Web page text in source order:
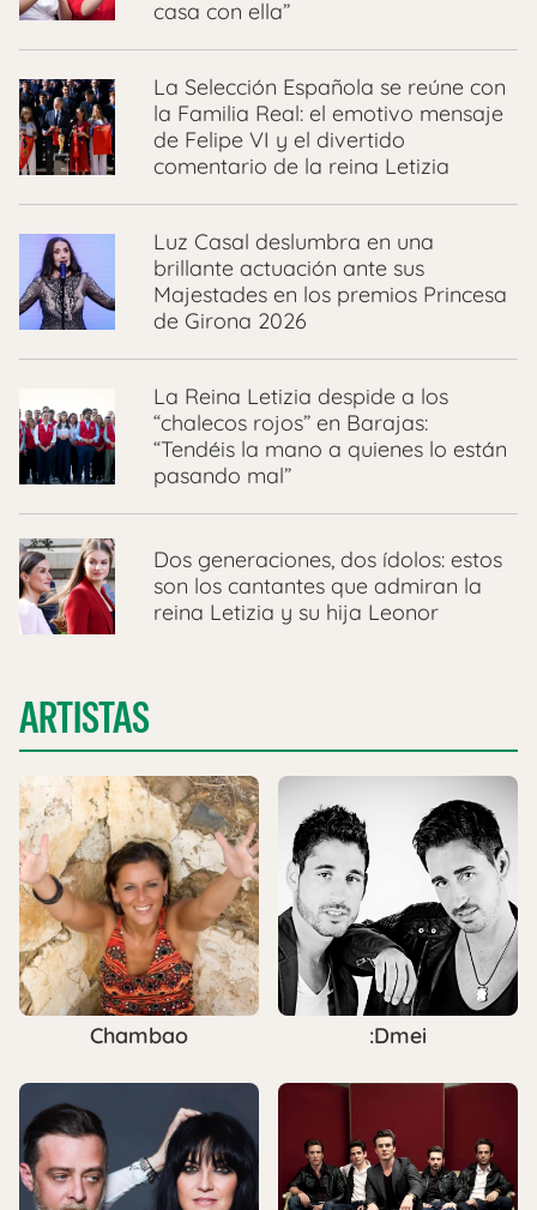
casa con ella”
La Selección Española se reúne con
la Familia Real: el emotivo mensaje
de Felipe VI y el divertido
comentario de la reina Letizia
Luz Casal deslumbra en una
brillante actuación ante sus
Majestades en los premios Princesa
de Girona 2026
La Reina Letizia despide a los
“chalecos rojos” en Barajas:
“Tendéis la mano a quienes lo están
pasando mal”
Dos generaciones, dos ídolos: estos
son los cantantes que admiran la
reina Letizia y su hija Leonor
ARTISTAS
Chambao :Dmei